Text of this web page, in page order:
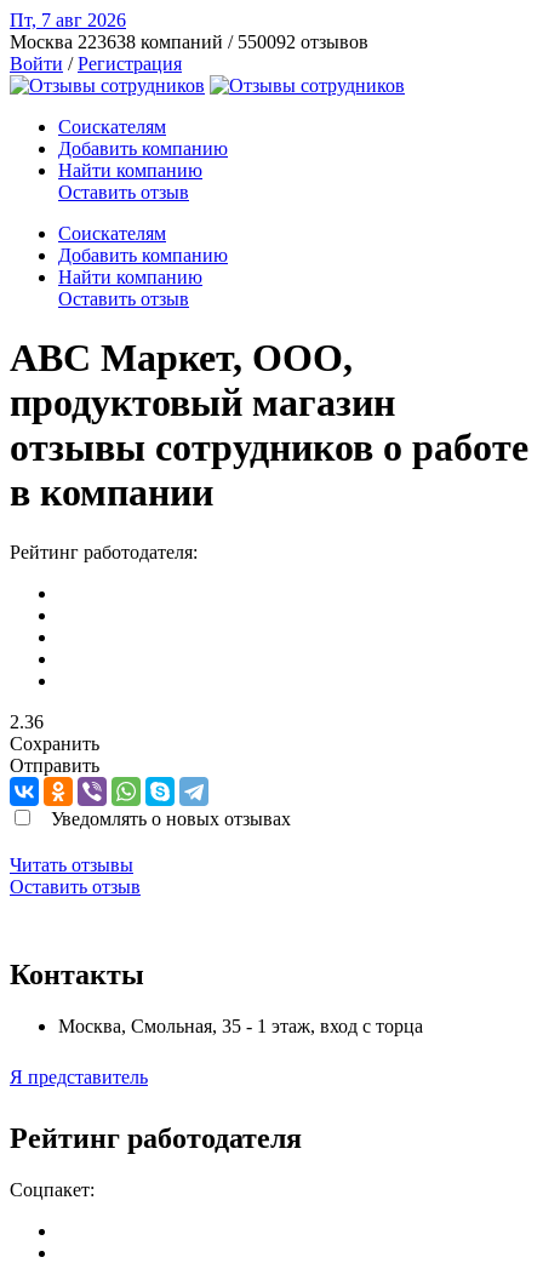
Пт, 7 авг 2026
Москва 223638 компаний / 550092 отзывов
Войти /Регистрация
Соискателям
Добавить компанию
Найти компанию
Оставить отзыв
Соискателям
Добавить компанию
Найти компанию
Оставить отзыв
АВС Маркет, ООО,
продуктовый магазин
отзывы сотрудников о работе
в компании
Рейтинг работодателя:
2.36
Сохранить
Отправить
Уведомлять о новых отзывах
Читать отзывы
Оставить отзыв
Контакты
Москва, Смольная, 35 - 1 этаж, вход с торца
Я представитель
Рейтинг работодателя
Соцпакет: